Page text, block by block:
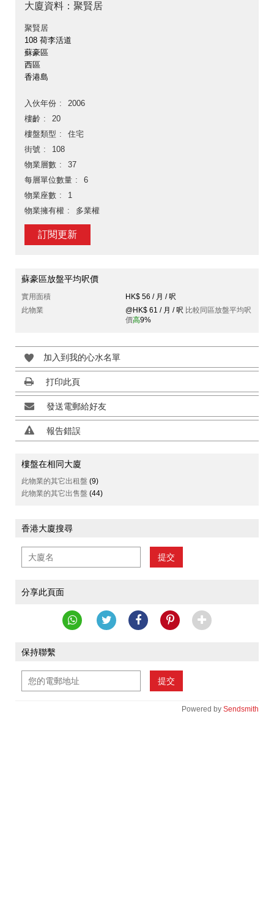
大廈資料：聚賢居
聚賢居
108 荷李活道
蘇豪區
西區
香港島
入伙年份
2006
樓齡
20
樓盤類型
住宅
街號
108
物業層數
37
每層單位數量
6
物業座數
1
物業擁有權
多業權
訂閱更新
蘇豪區放盤平均呎價
實用面積
HK$ 56 / 月 / 呎
此物業
@HK$ 61 / 月 / 呎 比較同區放盤平均呎
價高9%
加入到我的心水名單
打印此頁
發送電郵給好友
報告錯誤
樓盤在相同大廈
此物業的其它出租盤 (9)
此物業的其它出售盤 (44)
香港大廈搜尋
提交
分享此頁面
保持聯繫
提交
Powered by Sendsmith